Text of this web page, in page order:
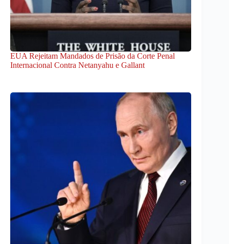
EUA Rejeitam Mandados de Prisão da Corte Penal
Internacional Contra Netanyahu e Gallant